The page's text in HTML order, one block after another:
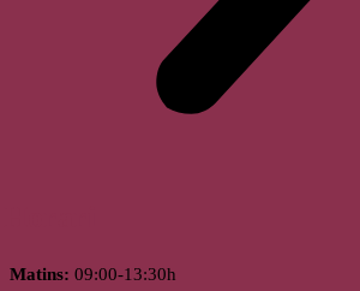
Matins: 09:00-13:30h